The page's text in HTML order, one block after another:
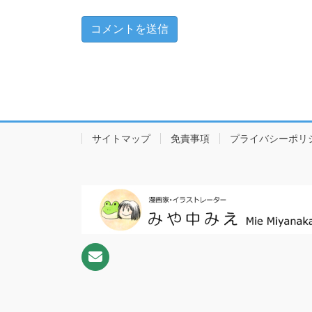
サイトマップ 免責事項 プライバシーポリ